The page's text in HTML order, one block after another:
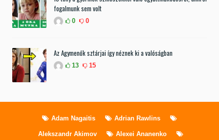
fogalmunk sem volt
0 0
Az Agymenők sztárjai így néznek ki a valóságban
13 15
Adam Nagaitis Adrian Rawlins
Alekszandr Akimov Alexei Ananenko